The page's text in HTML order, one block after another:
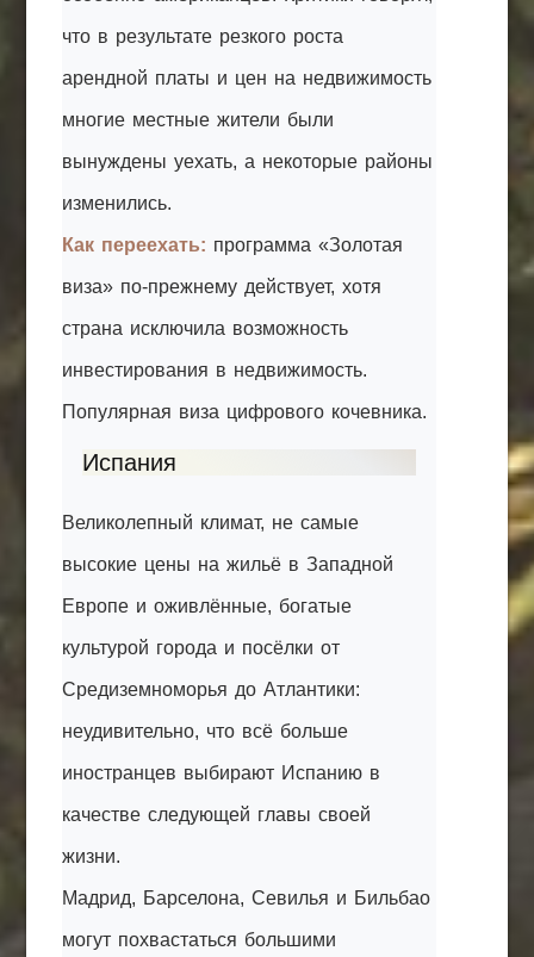
что в результате резкого роста
арендной платы и цен на недвижимость
многие местные жители были
вынуждены уехать, а некоторые районы
изменились.
Как переехать: программа «Золотая
виза» по-прежнему действует, хотя
страна исключила возможность
инвестирования в недвижимость.
Популярная виза цифрового кочевника.
Испания
Великолепный климат, не самые
высокие цены на жильё в Западной
Европе и оживлённые, богатые
культурой города и посёлки от
Средиземноморья до Атлантики:
неудивительно, что всё больше
иностранцев выбирают Испанию в
качестве следующей главы своей
жизни.
Мадрид, Барселона, Севилья и Бильбао
могут похвастаться большими